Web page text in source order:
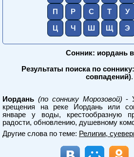
П Р С Т У
Ц Ч Ш Щ Э
Сонник: иордань
Результаты поиска по
совпадений).
Иордань (по соннику Морозовой) -
крещения на реке Иордань или
январе у воды, крестообразную
радости, обновлению, душевному
Другие слова по теме: Религии,